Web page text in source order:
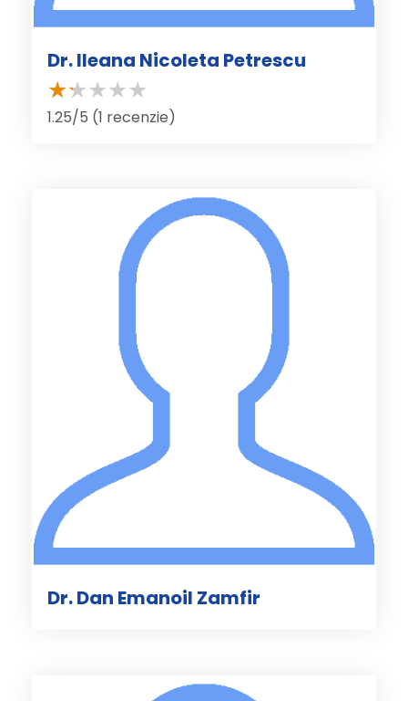
Dr. Ileana Nicoleta Petrescu
1.25/5 (1 recenzie)
Dr. Dan Emanoil Zamfir